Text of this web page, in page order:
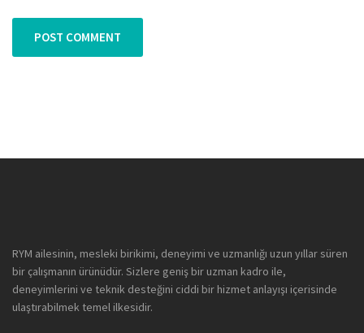
POST COMMENT
RYM ailesinin, mesleki birikimi, deneyimi ve uzmanlığı uzun yıllar süren
bir çalışmanın ürünüdür. Sizlere geniş bir uzman kadro ile,
deneyimlerini ve teknik desteğini ciddi bir hizmet anlayışı içerisinde
ulaştırabilmek temel ilkesidir.